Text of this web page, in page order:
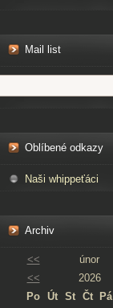
Mail list
Oblíbené odkazy
Naši whippeťáci
Archiv
<< únor
<<
2026
Po Út St Čt Pá